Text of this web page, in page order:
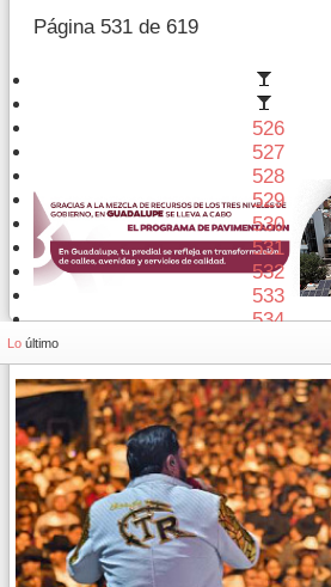
Página 531 de 619
526
527
528
529
530
531
532
533
534
Lo último